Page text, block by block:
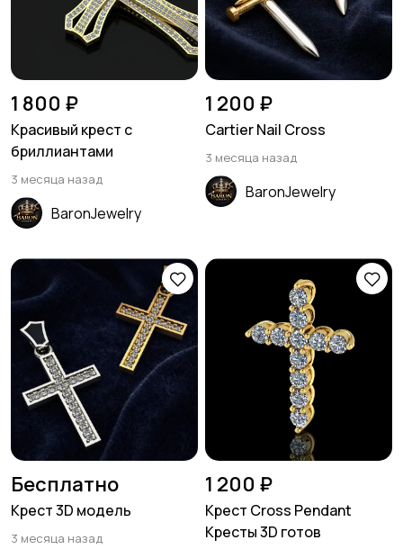
1 800 ₽
Красивый крест с
бриллиантами
3 месяца назад
BaronJewelry
1 200 ₽
Cartier Nail Cross
3 месяца назад
BaronJewelry
Бесплатно
Крест 3D модель
3 месяца назад
1 200 ₽
Крест Cross Pendant
Кресты 3D готов